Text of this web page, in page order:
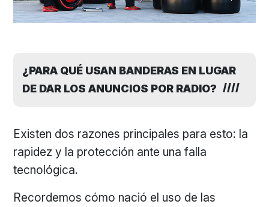
¿PARA QUÉ USAN BANDERAS EN LUGAR
DE DAR LOS ANUNCIOS POR RADIO?
Existen dos razones principales para esto: la
rapidez y la protección ante una falla
tecnológica.
Recordemos cómo nació el uso de las